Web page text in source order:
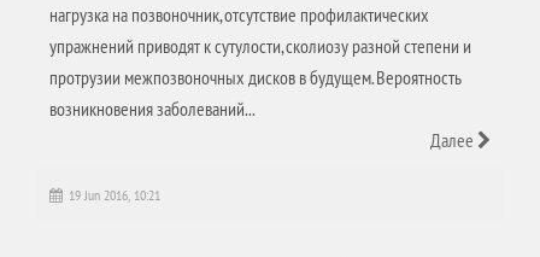
нагрузка на позвоночник, отсутствие профилактических
упражнений приводят к сутулости, сколиозу разной степени и
протрузии межпозвоночных дисков в будущем. Вероятность
возникновения заболеваний...
Далее
19 Jun 2016, 10:21